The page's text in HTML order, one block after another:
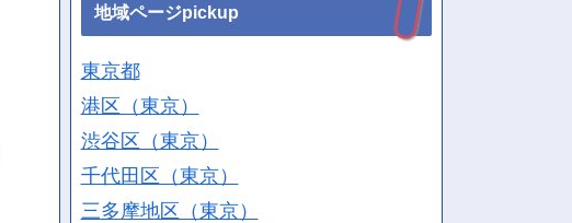
地域ページpickup
東京都
港区（東京）
渋谷区（東京）
千代田区（東京）
三多摩地区（東京）